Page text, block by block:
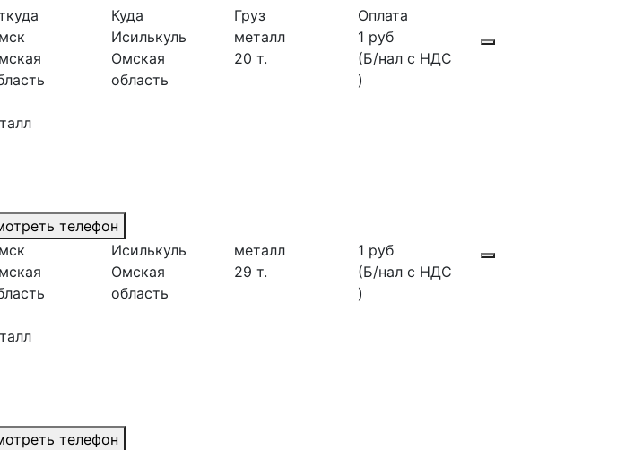
Куда Груз
Оплата
Исилькуль
Омская
область
металл
20 т.
1 руб
(Б/нал с НДС
)
телефон
Исилькуль
Омская
область
металл
29 т.
1 руб
(Б/нал с НДС
)
телефон